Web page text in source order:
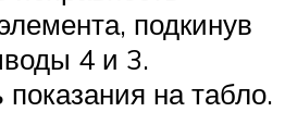
подкинув
4 и 3.
на табло.